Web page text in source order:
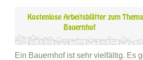
Ein Bauernhof ist sehr vielfältig. Es